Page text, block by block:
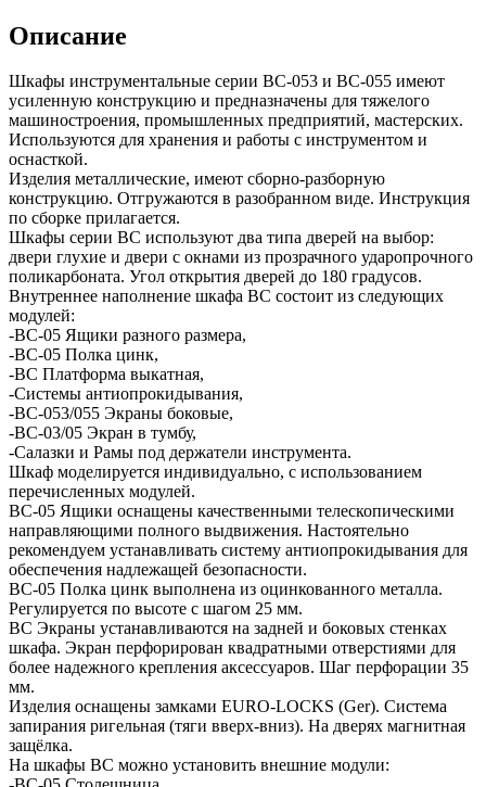
Описание
Шкафы инструментальные серии ВС-053 и ВС-055 имеют
усиленную конструкцию и предназначены для тяжелого
машиностроения, промышленных предприятий, мастерских.
Используются для хранения и работы с инструментом и
оснасткой.
Изделия металлические, имеют сборно-разборную
конструкцию. Отгружаются в разобранном виде. Инструкция
по сборке прилагается.
Шкафы серии ВС используют два типа дверей на выбор:
двери глухие и двери с окнами из прозрачного ударопрочного
поликарбоната. Угол открытия дверей до 180 градусов.
Внутреннее наполнение шкафа ВС состоит из следующих
модулей:
-ВC-05 Ящики разного размера,
-ВС-05 Полка цинк,
-ВС Платформа выкатная,
-Системы антиопрокидывания,
-ВС-053/055 Экраны боковые,
-ВС-03/05 Экран в тумбу,
-Салазки и Рамы под держатели инструмента.
Шкаф моделируется индивидуально, с использованием
перечисленных модулей.
ВС-05 Ящики оснащены качественными телескопическими
направляющими полного выдвижения. Настоятельно
рекомендуем устанавливать систему антиопрокидывания для
обеспечения надлежащей безопасности.
ВС-05 Полка цинк выполнена из оцинкованного металла.
Регулируется по высоте с шагом 25 мм.
ВС Экраны устанавливаются на задней и боковых стенках
шкафа. Экран перфорирован квадратными отверстиями для
более надежного крепления аксессуаров. Шаг перфорации 35
мм.
Изделия оснащены замками EURO-LOCKS (Ger). Система
запирания ригельная (тяги вверх-вниз). На дверях магнитная
защёлка.
На шкафы ВС можно установить внешние модули: